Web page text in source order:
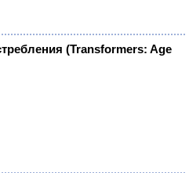
(Transformers: Age